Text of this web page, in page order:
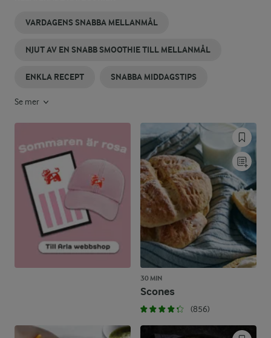
VARDAGENS SNABBA MELLANMÅL
NJUT AV EN SNABB SMOOTHIE TILL MELLANMÅL
ENKLA RECEPT SNABBA MIDDAGSTIPS
Se mer
30 MIN
Scones
(856)